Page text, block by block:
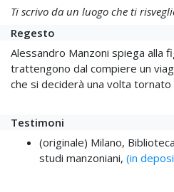
Ti scrivo da un luogo che ti
Regesto
Alessandro Manzoni spiega alla
trattengono dal compiere un
che si deciderà una volta tornato
Testimoni
(originale) Milano,
studi manzoniani, (in